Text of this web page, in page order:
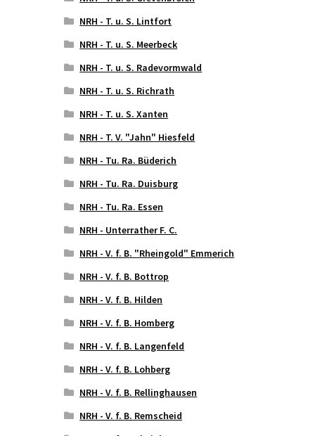
NRH - T. u. S. Lintfort
NRH - T. u. S. Meerbeck
NRH - T. u. S. Radevormwald
NRH - T. u. S. Richrath
NRH - T. u. S. Xanten
NRH - T. V. "Jahn" Hiesfeld
NRH - Tu. Ra. Büderich
NRH - Tu. Ra. Duisburg
NRH - Tu. Ra. Essen
NRH - Unterrather F. C.
NRH - V. f. B. "Rheingold" Emmerich
NRH - V. f. B. Bottrop
NRH - V. f. B. Hilden
NRH - V. f. B. Homberg
NRH - V. f. B. Langenfeld
NRH - V. f. B. Lohberg
NRH - V. f. B. Rellinghausen
NRH - V. f. B. Remscheid